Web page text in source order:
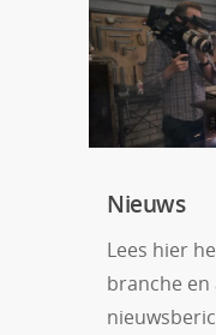
Nieuws
Lees hier
branche en